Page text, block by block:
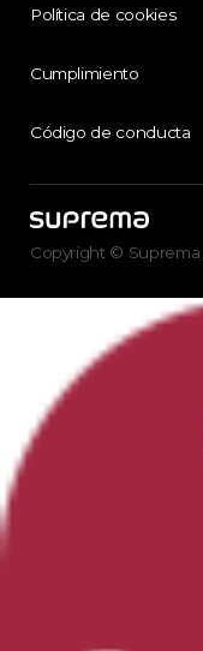
Política de cookies
Cumplimiento
Código de conducta
Copyright © Suprema